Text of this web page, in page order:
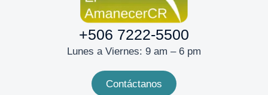
+506 7222-5500
Lunes a Viernes: 9 am – 6 pm
Contáctanos